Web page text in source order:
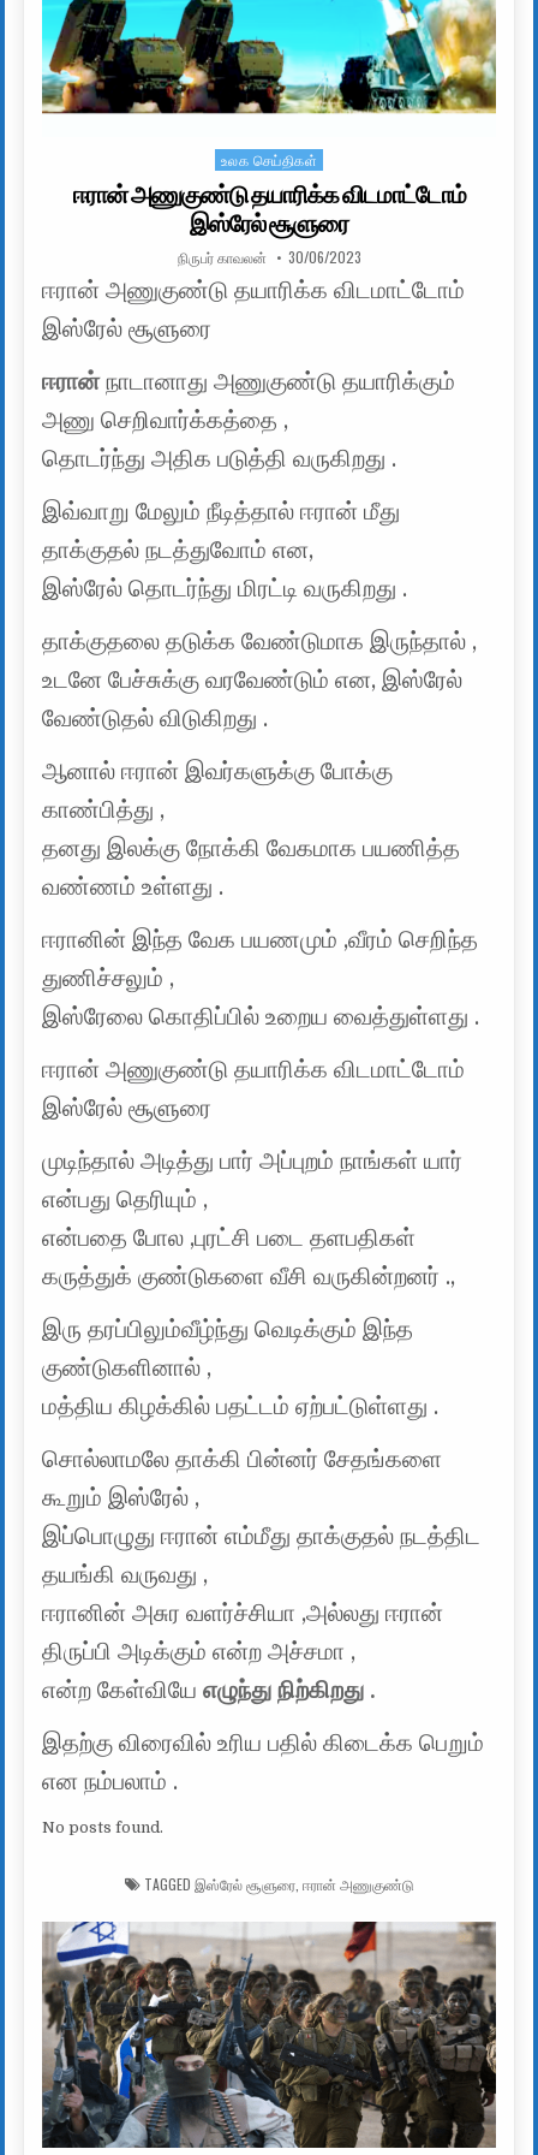
Posted in
உலக செய்திகள்
ஈரான் அணுகுண்டு தயாரிக்க விடமாட்டோம்
இஸ்ரேல் சூளுரை
AUTHOR:
நிருபர் காவலன் PUBLISHED DATE:
30/06/2023
ஈரான் அணுகுண்டு தயாரிக்க விடமாட்டோம்
இஸ்ரேல் சூளுரை
ஈரான்நாடானாது அணுகுண்டு தயாரிக்கும்
அணு செறிவார்க்கத்தை ,
தொடர்ந்து அதிக படுத்தி வருகிறது .
இவ்வாறு மேலும் நீடித்தால் ஈரான் மீது
தாக்குதல் நடத்துவோம் என,
இஸ்ரேல் தொடர்ந்து மிரட்டி வருகிறது .
தாக்குதலை தடுக்க வேண்டுமாக இருந்தால் ,
உடனே பேச்சுக்கு வரவேண்டும் என, இஸ்ரேல்
வேண்டுதல் விடுகிறது .
ஆனால் ஈரான் இவர்களுக்கு போக்கு
காண்பித்து ,
தனது இலக்கு நோக்கி வேகமாக பயணித்த
வண்ணம் உள்ளது .
ஈரானின் இந்த வேக பயணமும் ,வீரம் செறிந்த
துணிச்சலும் ,
இஸ்ரேலை கொதிப்பில் உறைய வைத்துள்ளது .
ஈரான் அணுகுண்டு தயாரிக்க விடமாட்டோம்
இஸ்ரேல் சூளுரை
முடிந்தால் அடித்து பார் அப்புறம் நாங்கள் யார்
என்பது தெரியும் ,
என்பதை போல ,புரட்சி படை தளபதிகள்
கருத்துக் குண்டுகளை வீசி வருகின்றனர் .,
இரு தரப்பிலும்வீழ்ந்து வெடிக்கும் இந்த
குண்டுகளினால் ,
மத்திய கிழக்கில் பதட்டம் ஏற்பட்டுள்ளது .
சொல்லாமலே தாக்கி பின்னர் சேதங்களை
கூறும் இஸ்ரேல் ,
இப்பொழுது ஈரான் எம்மீது தாக்குதல் நடத்திட
தயங்கி வருவது ,
ஈரானின் அசுர வளர்ச்சியா ,அல்லது ஈரான்
திருப்பி அடிக்கும் என்ற அச்சமா ,
என்ற கேள்வியேஎழுந்து நிற்கிறது .
இதற்கு விரைவில் உரிய பதில் கிடைக்க பெறும்
என நம்பலாம் .
No posts found.
TAGGED இஸ்ரேல் சூளுரை, ஈரான் அணுகுண்டு